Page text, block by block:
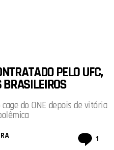
PELO UFC,
BRASILEIROS
do ONE depois de vitória
1